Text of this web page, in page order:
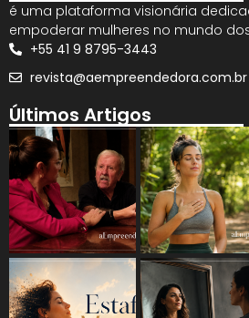
é uma plataforma visionária
empoderar mulheres no mundo
+55 41 9 8795-3443
revista@aempreendedora.com.br
Últimos Artigos